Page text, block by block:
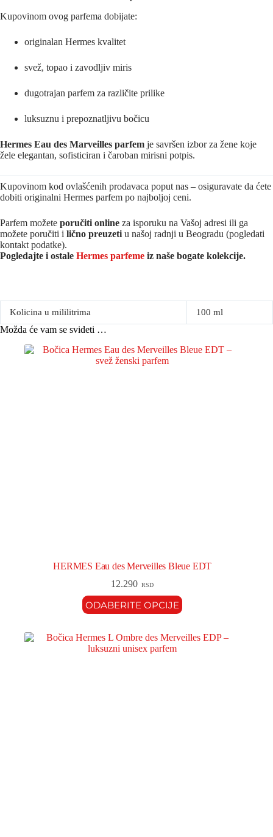
Kupovinom ovog parfema dobijate:
originalan Hermes kvalitet
svež, topao i zavodljiv miris
dugotrajan parfem za različite prilike
luksuznu i prepoznatljivu bočicu
Hermes Eau des Marveilles parfem je savršen izbor za žene koje
žele elegantan, sofisticiran i čaroban mirisni potpis.
Kupovinom kod ovlašćenih prodavaca poput nas – osiguravate da ćete
dobiti originalni Hermes parfem po najboljoj ceni.
Parfem možete poručiti online za isporuku na Vašoj adresi ili ga
možete poručiti i lično preuzeti u našoj radnji u Beogradu (pogledati
kontakt podatke).
Pogledajte i ostale Hermes parfeme iz naše bogate kolekcije.
Kolicina u mililitrima 100 ml
Možda će vam se svideti …
HERMES Eau des Merveilles Bleue EDT
12.290 RSD
ODABERITE OPCIJE